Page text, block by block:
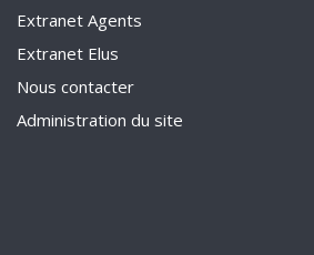
Extranet Agents
Extranet Elus
Nous contacter
Administration du site